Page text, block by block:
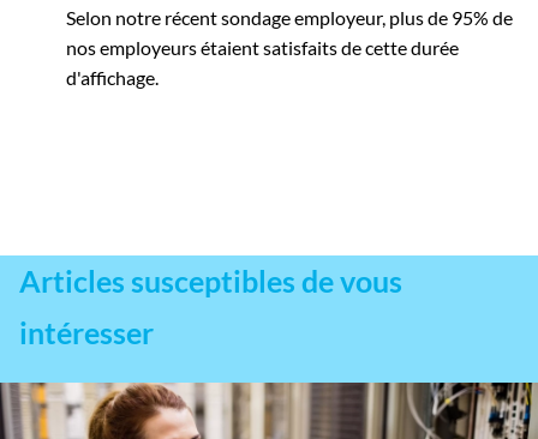
Selon notre récent sondage employeur, plus de 95% de
nos employeurs étaient satisfaits de cette durée
d'affichage.
Articles susceptibles de vous
intéresser